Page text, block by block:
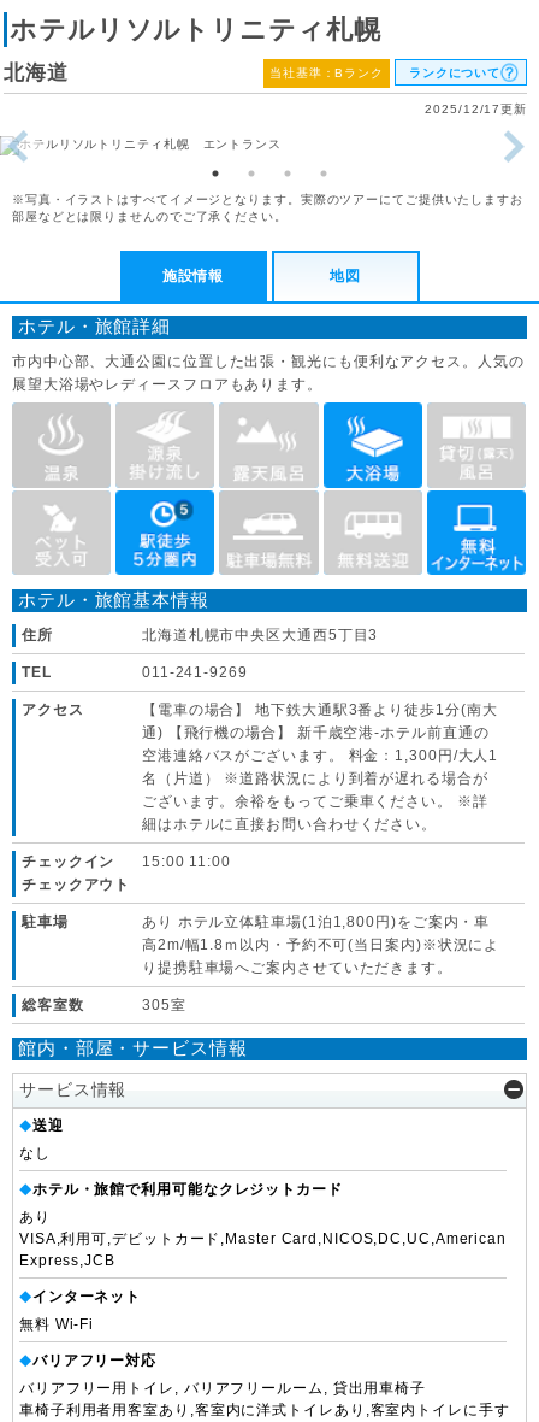
ホテルリソルトリニティ札幌
北海道 当社基準：Bランク ランクについて
2025/12/17更新
※写真・イラストはすべてイメージとなります。実際のツアーにてご提供いたしますお
部屋などとは限りませんのでご了承ください。
施設情報 地図
ホテル・旅館詳細
市内中心部、大通公園に位置した出張・観光にも便利なアクセス。人気の
展望大浴場やレディースフロアもあります。
ホテル・旅館基本情報
住所 北海道札幌市中央区大通西5丁目3
TEL 011-241-9269
アクセス
【電車の場合】 地下鉄大通駅3番より徒歩1分(南大
通) 【飛行機の場合】 新千歳空港-ホテル前直通の
空港連絡バスがございます。 料金：1,300円/大人1
名（片道） ※道路状況により到着が遅れる場合が
ございます。余裕をもってご乗車ください。 ※詳
細はホテルに直接お問い合わせください。
チェックイン
チェックアウト
15:00 11:00
駐車場
あり ホテル立体駐車場(1泊1,800円)をご案内・車
高2m/幅1.8ｍ以内・予約不可(当日案内)※状況によ
り提携駐車場へご案内させていただきます。
総客室数 305室
館内・部屋・サービス情報
サービス情報
◆送迎
なし
◆ホテル・旅館で利用可能なクレジットカード
あり
VISA,利用可,デビットカード,Master Card,NICOS,DC,UC,American
Express,JCB
◆インターネット
無料 Wi-Fi
◆バリアフリー対応
バリアフリー用トイレ, バリアフリールーム, 貸出用車椅子
車椅子利用者用客室あり,客室内に洋式トイレあり,客室内トイレに手す